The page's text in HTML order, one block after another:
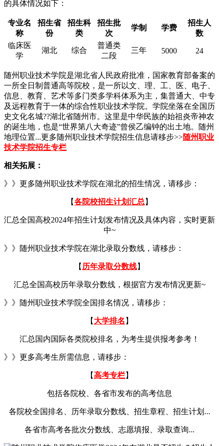
的具体情况如下：
专业名
称
招生省
份
招生科
类
招生批
次
学制 学费
招生人
数
临床医
学
湖北 综合
普通类
二段
三年 5000 24
随州职业技术学院是湖北省人民政府批准，国家教育部备案的
一所全日制普通高等院校，是一所以文、理、工、医、电子、
信息、教育、艺术等多门类多学科体系为主，集普通大、中专
及远程教育于一体的综合性职业技术学院。学院坐落在全国历
史文化名城??湖北省随州市。这里是中华民族的始祖炎帝神农
的诞生地，也是“世界第八大奇迹”曾侯乙编钟的出土地。随州
地理位置...更多随州职业技术学院招生信息请移步>>随州职业
技术学院招生专栏
相关拓展：
》》更多随州职业技术学院在湖北的招生情况，请移步：
【各院校招生计划汇总 】
汇总全国高校2024年招生计划发布情况及具体内容，实时更新
中~
》》随州职业技术学院在湖北录取分数线，请移步：
【 历年录取分数线】
汇总全国高校历年录取分数线，根据官方发布情况更新~
》》随州职业技术学院全国排名情况，请移步：
【 大学排名 】
汇总国内国际各类院校排名，为考生提供报考参考！
》》更多高考生所需信息，请移步：
【高考专栏】
包括各院校、各省市发布的高考信息
各院校全国排名、历年录取分数线、招生章程、招生计划...
各省市高考各批次分数线、志愿填报、录取查询...